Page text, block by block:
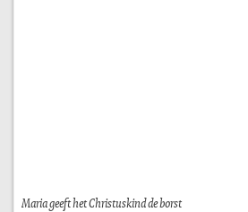
Maria geeft het Christuskind de borst